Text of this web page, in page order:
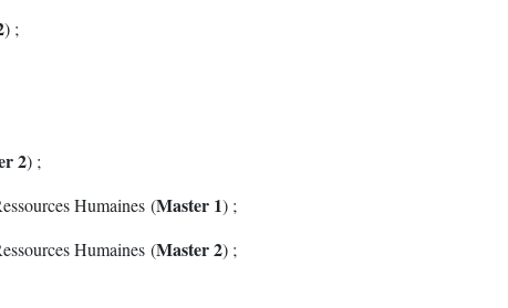
) ;
2) ;
Humaines (Master 1) ;
Humaines (Master 2) ;